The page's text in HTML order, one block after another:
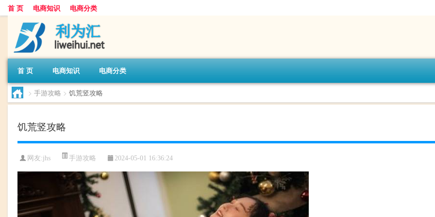
首 页 电商知识 电商分类
首 页 电商知识 电商分类
> 手游攻略 > 饥荒竖攻略
饥荒竖攻略
网友:jhs 手游攻略 2024-05-01 16:36:24